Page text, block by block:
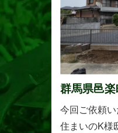
群馬県邑
採・抜根工
今回ご依頼
住まいのK様